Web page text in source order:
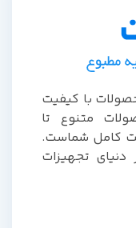
با کیفیت
متنوع تا
کامل شماست.
دنیای تجهیزات